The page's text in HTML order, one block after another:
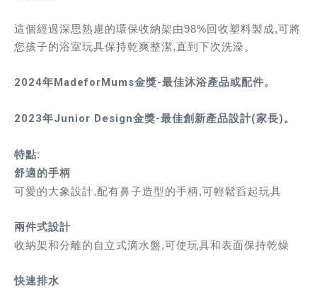
這個經過深思熟慮的環保收納架由98%回收塑料製成,可將
您孩子的浴室玩具保持乾爽整潔,直到下次洗澡。
2024年MadeforMums金獎-最佳沐浴產品或配件。
2023年Junior Design金獎-最佳創新產品設計(家長)。
特點:
舒適的手柄
可愛的大象設計,配有鼻子造型的手柄,可輕鬆舀起玩具
兩件式設計
收納架和分離的自立式滴水盤,可使玩具和表面保持乾燥
快速排水